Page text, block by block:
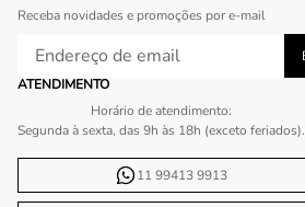
Receba novidades e promoções por e-mail
ATENDIMENTO
Horário de atendimento:
Segunda à sexta, das 9h às 18h (exceto feriados).
11 99413 9913